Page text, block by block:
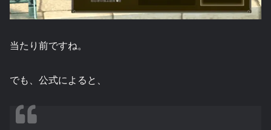
当たり前ですね。
でも、公式によると、